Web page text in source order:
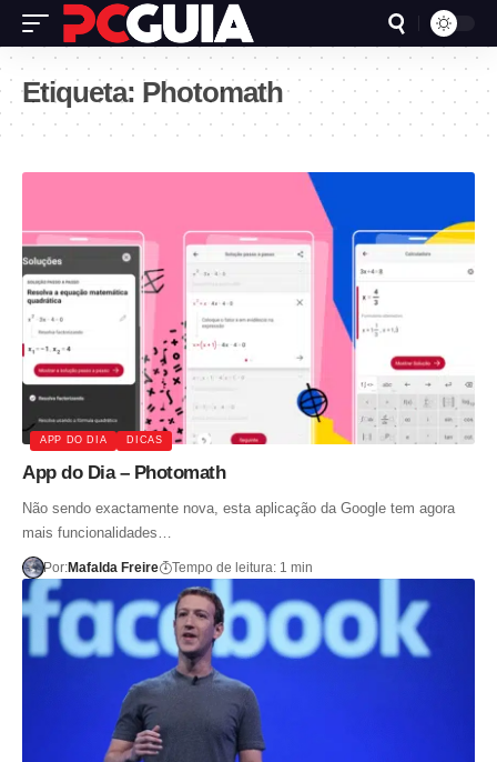
Etiqueta: Photomath
APP DO DIA DICAS
App do Dia – Photomath
Não sendo exactamente nova, esta aplicação da Google tem agora
mais funcionalidades…
Por:Mafalda Freire Tempo de leitura: 1 min